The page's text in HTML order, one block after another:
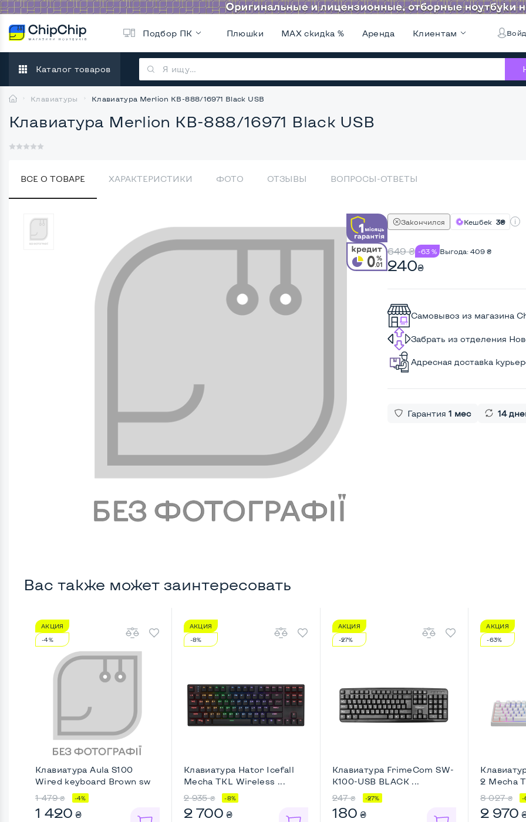
Подбор ПК Плюшки MAX скидка % Аренда Клиентам
Каталог товаров
Клавиатуры Клавиатура Merlion KB-888/16971 Black USB
Клавиатура Merlion KB-888/16971 Black USB
ВСЕ О ТОВАРЕ ХАРАКТЕРИСТИКИ ФОТО ОТЗЫВЫ ВОПРОСЫ-ОТВЕТЫ
Закончился Кешбек 3₴
649₴ -63 % Выгода: 409₴
240₴
Самовывоз из магазина
Забрать из отделения
Адресная доставка
Гарантия 1 мес 14
Вас также может заинтересовать
АКЦИЯ
-4%
Клавиатура Aula S100
Wired keyboard Brown sw
...
1 479 ₴ -4%
1 420 ₴
АКЦИЯ
-8%
Клавиатура Hator Icefall
Mecha TKL Wireless ...
2 935 ₴ -8%
2 700 ₴
АКЦИЯ
-27%
Клавиатура FrimeCom SW-
K100-USB BLACK ...
247 ₴ -27%
180 ₴
АКЦИЯ
-63%
2 Mecha
8 027 ₴ -
2 970